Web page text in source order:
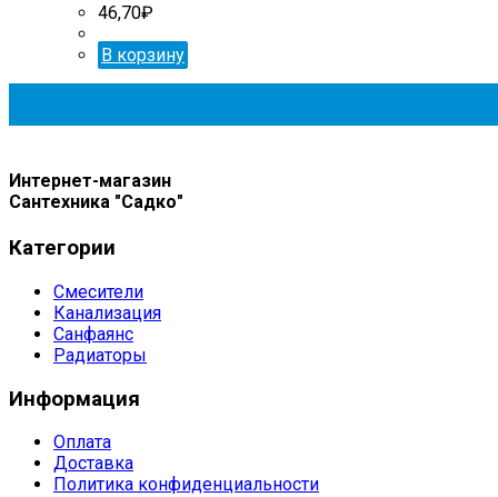
46,70₽
В корзину
Интернет-магазин
Сантехника "Садко"
Категории
Смесители
Канализация
Санфаянс
Радиаторы
Информация
Оплата
Доставка
Политика конфиденциальности